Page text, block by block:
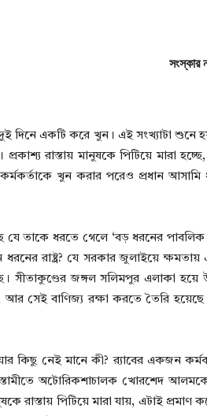
সংস্কার
দুই দিনে একটি করে খুন। এই সংখ্যাটা
রাস্তায় মানুষকে পিটিয়ে মারা
খুন করার পরেও প্রধান
যে তাকে ধরতে গেলে ‘বড় ধরনের
ধরনের রাষ্ট্র? যে সরকার জুলাইয়ে
জঙ্গল সলিমপুর এলাকা হয়ে
সেই বাণিজ্য রক্ষা করতে তৈরি হয়েছে
নেই মানে কী? র‍্যাবের একজন
অটোরিকশাচালক খোরশেদ আলমকে
রাস্তায় পিটিয়ে মারা যায়, এটাই প্রমাণ